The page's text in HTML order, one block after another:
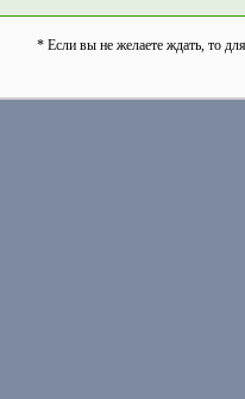
* Если вы не желаете ждать, то